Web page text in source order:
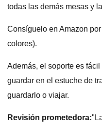
todas las demás mesas y
Consíguelo en Amazon
colores).
Además, el soporte es
guardar en el estuche de
guardarlo o viajar.
Revisión prometedora: